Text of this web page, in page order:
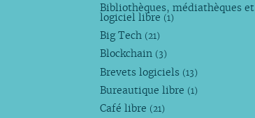
Bibliothèques, médiathèques et
logiciel libre (1)
Big Tech (21)
Blockchain (3)
Brevets logiciels (13)
Bureautique libre (1)
Café libre (21)